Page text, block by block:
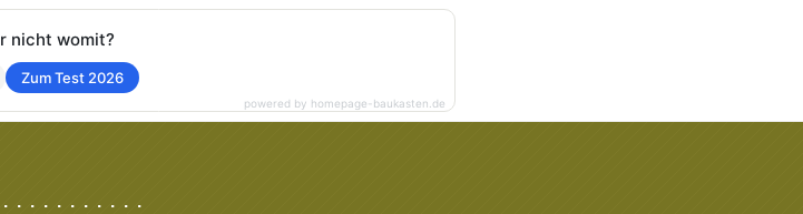
. . . . . . . . . .
nicht womit?
Zum Test 2026
powered by homepage-baukasten.de